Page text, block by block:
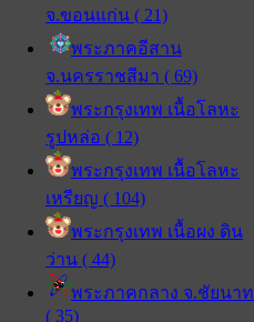
จ.ขอนแก่น ( 21)
พระภาคอีสาน
จ.นครราชสีมา ( 69)
พระกรุงเทพ เนื้อโลหะ
รูปหล่อ ( 12)
พระกรุงเทพ เนื้อโลหะ
เหรียญ ( 104)
พระกรุงเทพ เนื้อผง ดิน
ว่าน ( 44)
พระภาคกลาง จ.ชัยนาท
( 35)